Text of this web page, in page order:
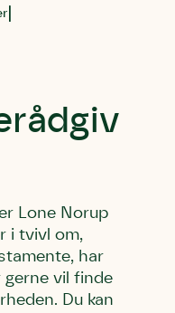
Lone Norup
i tvivl om,
har
gerne vil finde
Du kan